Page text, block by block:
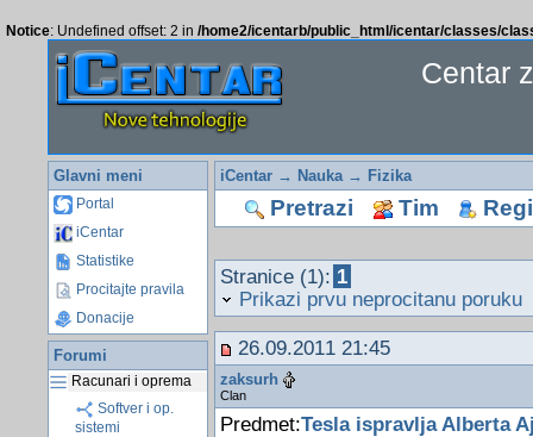
Notice: Undefined offset: 2 in /home2/icentarb/public_html/icentar/classes/
Centar
Glavni meni
Portal
iCentar
Statistike
Procitajte pravila
Donacije
Forumi
Racunari i oprema
Softver i op.
sistemi
iCentar→ Nauka→ Fizika
Pretrazi Tim
Stranice (1): 1
Prikazi prvu neprocitanu poruku
26.09.2011 21:45
zaksurh
Clan
Predmet:Tesla ispravlja Alberta